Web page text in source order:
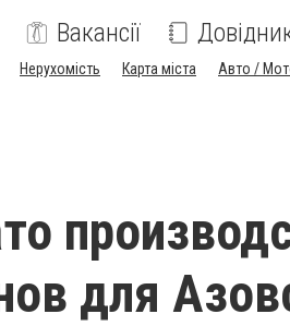
Вакансії
Нерухомість Карта міста Авто /
для